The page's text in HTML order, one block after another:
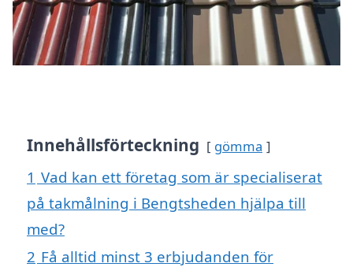
Innehållsförteckning gömma
1 Vad kan ett företag som är specialiserat
på takmålning i Bengtsheden hjälpa till
med?
2 Få alltid minst 3 erbjudanden för